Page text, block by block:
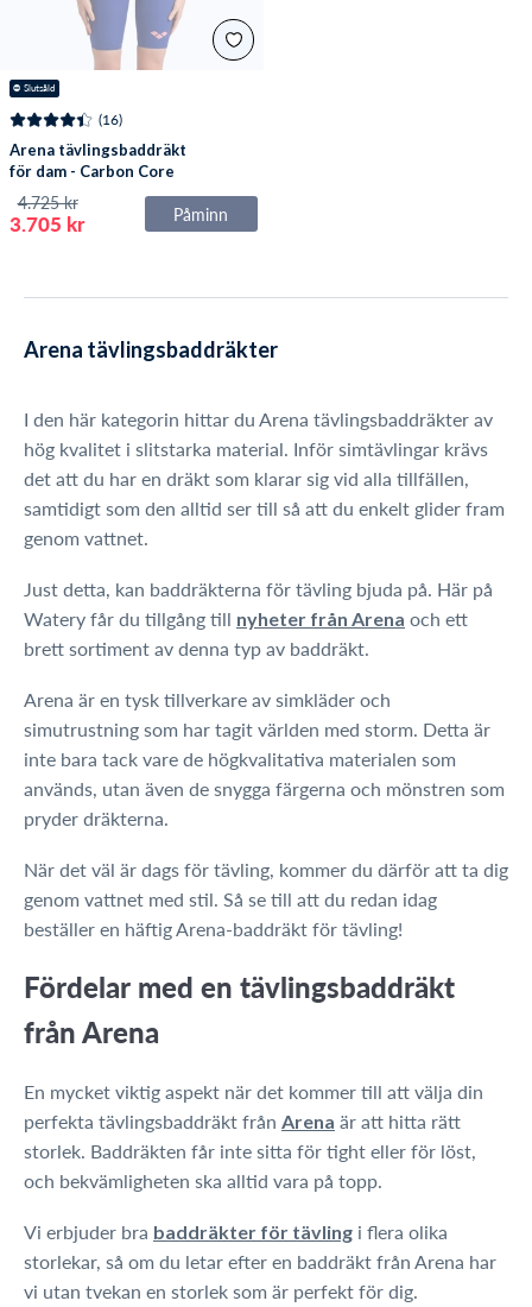
⛔️ Slutsåld
(16)
Arena tävlingsbaddräkt
för dam - Carbon Core
FX - Mörkblå/ljusblå
3.705 kr
4.725 kr Påminn
Arena tävlingsbaddräkter
I den här kategorin hittar du Arena tävlingsbaddräkter av
hög kvalitet i slitstarka material. Inför simtävlingar krävs
det att du har en dräkt som klarar sig vid alla tillfällen,
samtidigt som den alltid ser till så att du enkelt glider fram
genom vattnet.
Just detta, kan baddräkterna för tävling bjuda på. Här på
Watery får du tillgång till nyheter från Arena och ett
brett sortiment av denna typ av baddräkt.
Arena är en tysk tillverkare av simkläder och
simutrustning som har tagit världen med storm. Detta är
inte bara tack vare de högkvalitativa materialen som
används, utan även de snygga färgerna och mönstren som
pryder dräkterna.
När det väl är dags för tävling, kommer du därför att ta dig
genom vattnet med stil. Så se till att du redan idag
beställer en häftig Arena-baddräkt för tävling!
Fördelar med en tävlingsbaddräkt
från Arena
En mycket viktig aspekt när det kommer till att välja din
perfekta tävlingsbaddräkt från Arena är att hitta rätt
storlek. Baddräkten får inte sitta för tight eller för löst,
och bekvämligheten ska alltid vara på topp.
Vi erbjuder bra baddräkter för tävling i flera olika
storlekar, så om du letar efter en baddräkt från Arena har
vi utan tvekan en storlek som är perfekt för dig.